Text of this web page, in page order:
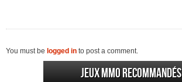
You must be logged in to post a comment.
Jeux MMO recommandés